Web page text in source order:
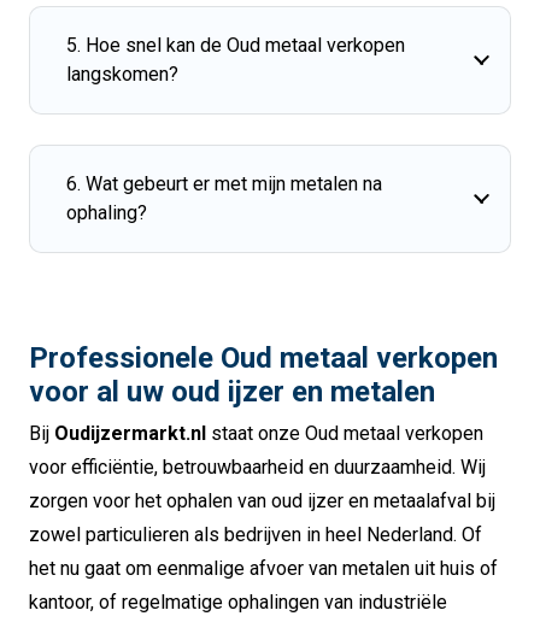
5. Hoe snel kan de Oud metaal verkopen
langskomen?
6. Wat gebeurt er met mijn metalen na
ophaling?
Professionele Oud metaal verkopen
voor al uw oud ijzer en metalen
Bij Oudijzermarkt.nl staat onze Oud metaal verkopen
voor efficiëntie, betrouwbaarheid en duurzaamheid. Wij
zorgen voor het ophalen van oud ijzer en metaalafval bij
zowel particulieren als bedrijven in heel Nederland. Of
het nu gaat om eenmalige afvoer van metalen uit huis of
kantoor, of regelmatige ophalingen van industriële